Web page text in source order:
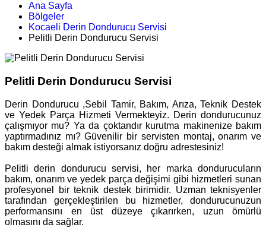
Ana Sayfa
Bölgeler
Kocaeli Derin Dondurucu Servisi
Pelitli Derin Dondurucu Servisi
Pelitli Derin Dondurucu Servisi
Derin Dondurucu ,Sebil Tamir, Bakım, Arıza, Teknik Destek
ve Yedek Parça Hizmeti Vermekteyiz. Derin dondurucunuz
çalışmıyor mu? Ya da çoktandır kurutma makinenize bakım
yaptırmadınız mı? Güvenilir bir servisten montaj, onarım ve
bakım desteği almak istiyorsanız doğru adrestesiniz!
Pelitli derin dondurucu servisi, her marka dondurucuların
bakım, onarım ve yedek parça değişimi gibi hizmetleri sunan
profesyonel bir teknik destek birimidir. Uzman teknisyenler
tarafından gerçekleştirilen bu hizmetler, dondurucunuzun
performansını en üst düzeye çıkarırken, uzun ömürlü
olmasını da sağlar.